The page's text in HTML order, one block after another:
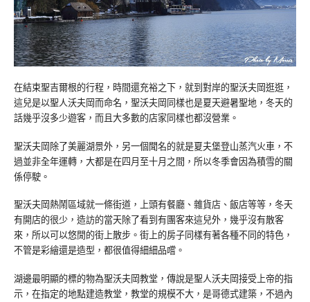
在結束聖吉爾根的行程，時間還充裕之下，就到對岸的聖沃夫岡逛逛，
這兒是以聖人沃夫岡而命名，聖沃夫岡同樣也是夏天避暑聖地，冬天的
話幾乎沒多少遊客，而且大多數的店家同樣也都沒營業。
聖沃夫岡除了美麗湖景外，另一個聞名的就是夏夫堡登山蒸汽火車，不
過並非全年運轉，大都是在四月至十月之間，所以冬季會因為積雪的關
係停駛。
聖沃夫岡熱鬧區域就一條街道，上頭有餐廳、雜貨店、飯店等等，冬天
有開店的很少，造訪的當天除了看到有團客來這兒外，幾乎沒有散客
來，所以可以悠閒的街上散步。街上的房子同樣有著各種不同的特色，
不管是彩繪還是造型，都很值得細細品嚐。
湖邊最明顯的標的物為聖沃夫岡教堂，傳說是聖人沃夫岡接受上帝的指
示，在指定的地點建造教堂，教堂的規模不大，是哥德式建築，不過內